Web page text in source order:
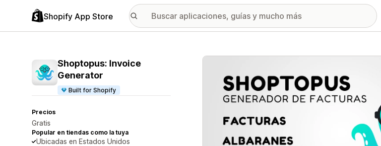
Shopify App Store
Shoptopus: Invoice
Generator
Built for Shopify
Precios
Gratis
Popular en tiendas como la tuya
Ubicadas en Estados Unidos
Galería de imágenes destacadas